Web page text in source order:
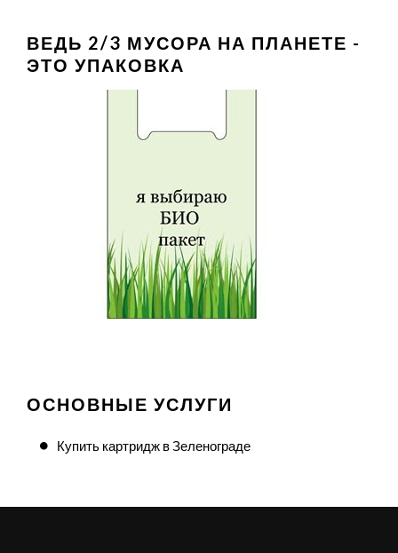
ВЕДЬ 2/3 МУСОРА НА ПЛАНЕТЕ -
ЭТО УПАКОВКА
ОСНОВНЫЕ УСЛУГИ
Купить картридж в Зеленограде